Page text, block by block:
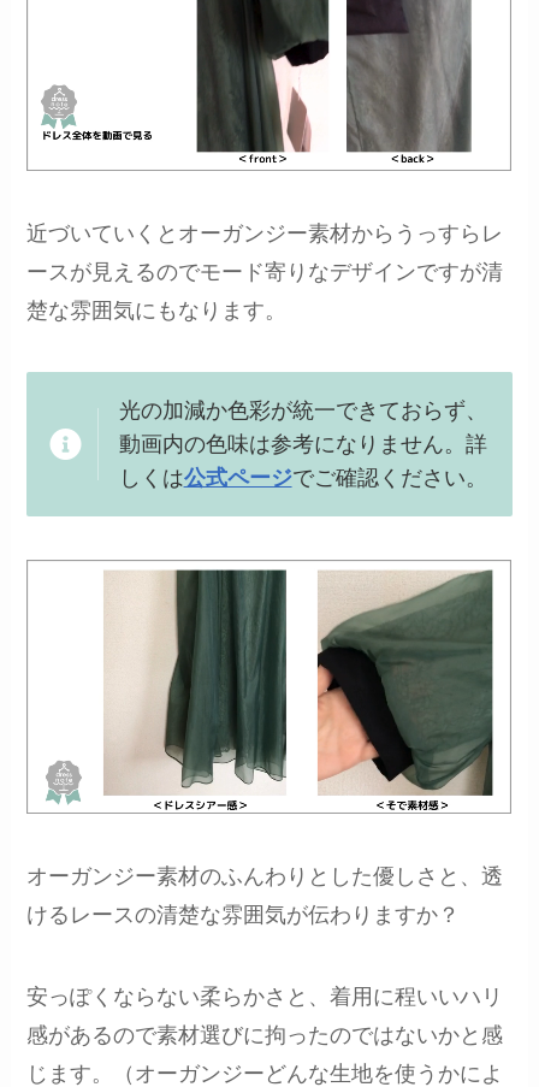
近づいていくとオーガンジー素材からうっすらレ
ースが見えるのでモード寄りなデザインですが清
楚な雰囲気にもなります。
光の加減か色彩が統一できておらず、
動画内の色味は参考になりません。詳
しくは公式ページでご確認ください。
オーガンジー素材のふんわりとした優しさと、透
けるレースの清楚な雰囲気が伝わりますか？
安っぽくならない柔らかさと、着用に程いいハリ
感があるので素材選びに拘ったのではないかと感
じます。（オーガンジーどんな生地を使うかによ